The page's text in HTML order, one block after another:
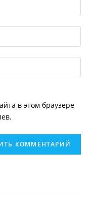
в этом браузере